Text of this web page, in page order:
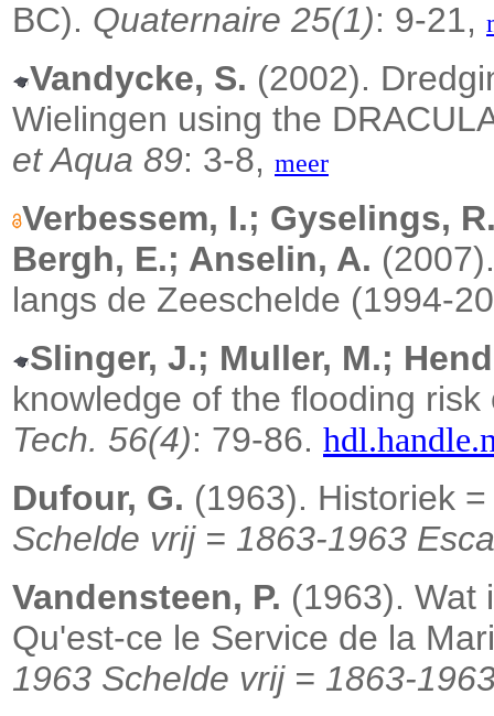
BC). Quaternaire 25(1): 9-21,
Vandycke, S. (2002).
Wielingen using the
et Aqua 89: 3-8, meer
Verbessem, I.; Gyselings,
Bergh, E.; Anselin, A.
langs de Zeeschelde (1994-
Slinger, J.; Muller, M.;
knowledge of the flooding
Tech. 56(4): 79-86.
Dufour, G. (1963). Historiek
Schelde vrij = 1863-1963
Vandensteen, P. (1963). Wat
Qu'est-ce le Service de la
1963 Schelde vrij = 1863-